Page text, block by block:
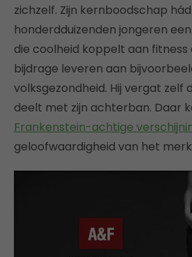
zichzelf. Zijn kernboodschap
honderdduizenden jongeren
die coolheid koppelt aan fitness
bijdrage leveren aan
volksgezondheid. Hij vergat zelf
deelt met zijn achterban. Daar
Frankenstein-achtige
geloofwaardigheid van het